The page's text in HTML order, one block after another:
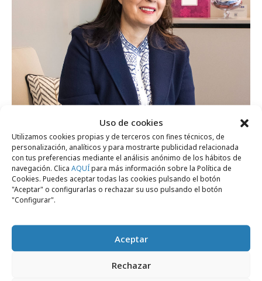
Uso de cookies
Utilizamos cookies propias y de terceros con fines técnicos, de
personalización, analíticos y para mostrarte publicidad relacionada
con tus preferencias mediante el análisis anónimo de los hábitos de
navegación. Clica AQUÍpara más información sobre la Política de
Cookies. Puedes aceptar todas las cookies pulsando el botón
"Aceptar" o configurarlas o rechazar su uso pulsando el botón
"Configurar".
Aceptar
Rechazar
Piedad Siegfried regresa a Exterior Plus
como Directora general
Empresas y Negocios